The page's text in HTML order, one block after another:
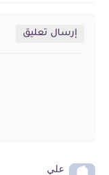
إرسال تعليق
علي